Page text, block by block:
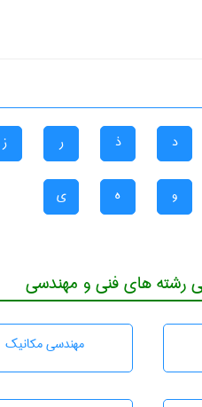
د ذ ر ز
و ه ی
های فنی و مهندسی
مهندسی مکانیک